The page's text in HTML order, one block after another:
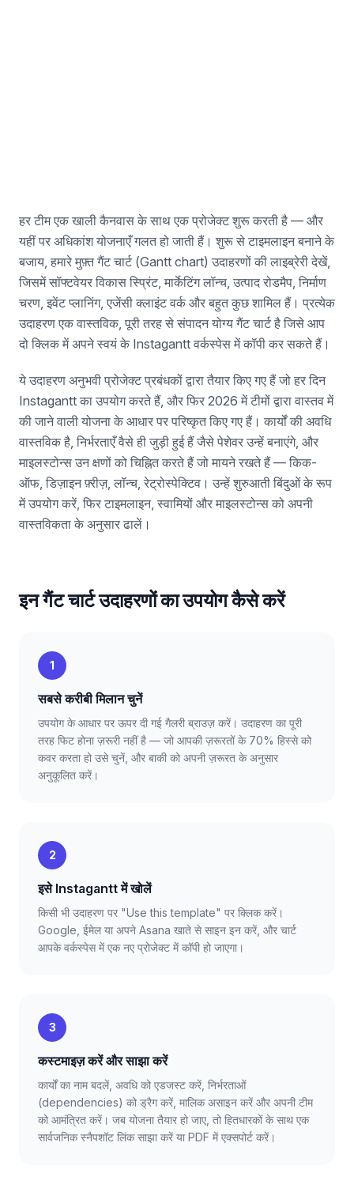
हर टीम एक खाली कैनवास के साथ एक प्रोजेक्ट शुरू करती है — और
यहीं पर अधिकांश योजनाएँ गलत हो जाती हैं। शुरू से टाइमलाइन बनाने के
बजाय, हमारे मुफ़्त गैंट चार्ट (Gantt chart) उदाहरणों की लाइब्रेरी देखें,
जिसमें सॉफ्टवेयर विकास स्प्रिंट, मार्केटिंग लॉन्च, उत्पाद रोडमैप, निर्माण
चरण, इवेंट प्लानिंग, एजेंसी क्लाइंट वर्क और बहुत कुछ शामिल हैं। प्रत्येक
उदाहरण एक वास्तविक, पूरी तरह से संपादन योग्य गैंट चार्ट है जिसे आप
दो क्लिक में अपने स्वयं के Instagantt वर्कस्पेस में कॉपी कर सकते हैं।
ये उदाहरण अनुभवी प्रोजेक्ट प्रबंधकों द्वारा तैयार किए गए हैं जो हर दिन
Instagantt का उपयोग करते हैं, और फिर 2026 में टीमों द्वारा वास्तव में
की जाने वाली योजना के आधार पर परिष्कृत किए गए हैं। कार्यों की अवधि
वास्तविक है, निर्भरताएँ वैसे ही जुड़ी हुई हैं जैसे पेशेवर उन्हें बनाएंगे, और
माइलस्टोन्स उन क्षणों को चिह्नित करते हैं जो मायने रखते हैं — किक-
ऑफ, डिज़ाइन फ़्रीज़, लॉन्च, रेट्रोस्पेक्टिव। उन्हें शुरुआती बिंदुओं के रूप
में उपयोग करें, फिर टाइमलाइन, स्वामियों और माइलस्टोन्स को अपनी
वास्तविकता के अनुसार ढालें।
इन गैंट चार्ट उदाहरणों का उपयोग कैसे करें
1
सबसे करीबी मिलान चुनें
उपयोग के आधार पर ऊपर दी गई गैलरी ब्राउज़ करें। उदाहरण का पूरी
तरह फिट होना ज़रूरी नहीं है — जो आपकी ज़रूरतों के 70% हिस्से को
कवर करता हो उसे चुनें, और बाकी को अपनी ज़रूरत के अनुसार
अनुकूलित करें।
2
इसे Instagantt में खोलें
किसी भी उदाहरण पर "Use this template" पर क्लिक करें।
Google, ईमेल या अपने Asana खाते से साइन इन करें, और चार्ट
आपके वर्कस्पेस में एक नए प्रोजेक्ट में कॉपी हो जाएगा।
3
कस्टमाइज़ करें और साझा करें
कार्यों का नाम बदलें, अवधि को एडजस्ट करें, निर्भरताओं
(dependencies) को ड्रैग करें, मालिक असाइन करें और अपनी टीम
को आमंत्रित करें। जब योजना तैयार हो जाए, तो हितधारकों के साथ एक
सार्वजनिक स्नैपशॉट लिंक साझा करें या PDF में एक्सपोर्ट करें।